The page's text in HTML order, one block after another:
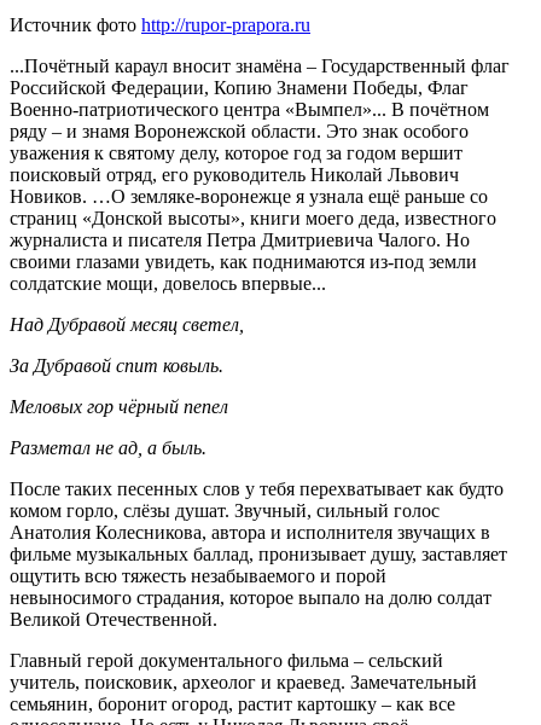
Источник фото http://rupor-prapora.ru
...Почётный караул вносит знамёна – Государственный флаг
Российской Федерации, Копию Знамени Победы, Флаг
Военно-патриотического центра «Вымпел»... В почётном
ряду – и знамя Воронежской области. Это знак особого
уважения к святому делу, которое год за годом вершит
поисковый отряд, его руководитель Николай Львович
Новиков. …О земляке-воронежце я узнала ещё раньше со
страниц «Донской высоты», книги моего деда, известного
журналиста и писателя Петра Дмитриевича Чалого. Но
своими глазами увидеть, как поднимаются из-под земли
солдатские мощи, довелось впервые...
Над Дубравой месяц светел,
За Дубравой спит ковыль.
Меловых гор чёрный пепел
Разметал не ад, а быль.
После таких песенных слов у тебя перехватывает как будто
комом горло, слёзы душат. Звучный, сильный голос
Анатолия Колесникова, автора и исполнителя звучащих в
фильме музыкальных баллад, пронизывает душу, заставляет
ощутить всю тяжесть незабываемого и порой
невыносимого страдания, которое выпало на долю солдат
Великой Отечественной.
Главный герой документального фильма – сельский
учитель, поисковик, археолог и краевед. Замечательный
семьянин, боронит огород, растит картошку – как все